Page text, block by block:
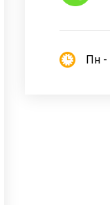
Пн -